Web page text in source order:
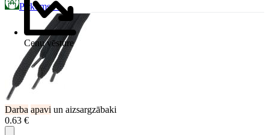
Cenu vēsture
Pirkums.lv
Darba apavi un aizsargzābaki
0.63 €